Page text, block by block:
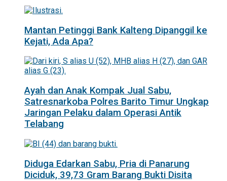
Mantan Petinggi Bank Kalteng Dipanggil ke
Kejati, Ada Apa?
Ayah dan Anak Kompak Jual Sabu,
Satresnarkoba Polres Barito Timur Ungkap
Jaringan Pelaku dalam Operasi Antik
Telabang
Diduga Edarkan Sabu, Pria di Panarung
Diciduk, 39,73 Gram Barang Bukti Disita